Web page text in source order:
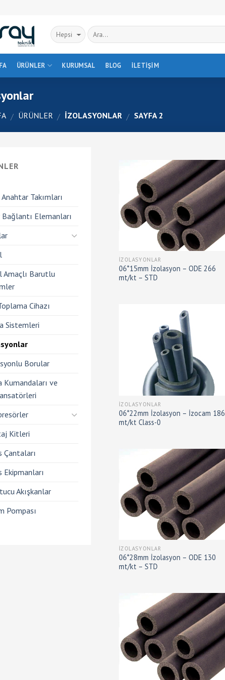
ÜRÜNLER KURUMSAL BLOG İLETIŞIM
/ ÜRÜNLER / İZOLASYONLAR / SAYFA 2
Takımları
Bağlantı Elemanları
Amaçlı Barutlu
Cihazı
Sistemleri
Borular
Kumandaları ve
Kitleri
Çantaları
Ekipmanları
Akışkanlar
Pompası
İZOLASYONLAR
06*15mm İzolasyon – ODE 266
mt/kt – STD
İZOLASYONLAR
06*22mm İzolasyon – İzocam 186
mt/kt Class-0
İZOLASYONLAR
06*28mm İzolasyon – ODE 130
mt/kt – STD